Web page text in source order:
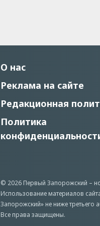
О нас
Реклама на сайте
Редакционная
Политика
© 2026 Первый Запорожский –
Использование материалов
Запорожский» не ниже третьего
Все права защищены.